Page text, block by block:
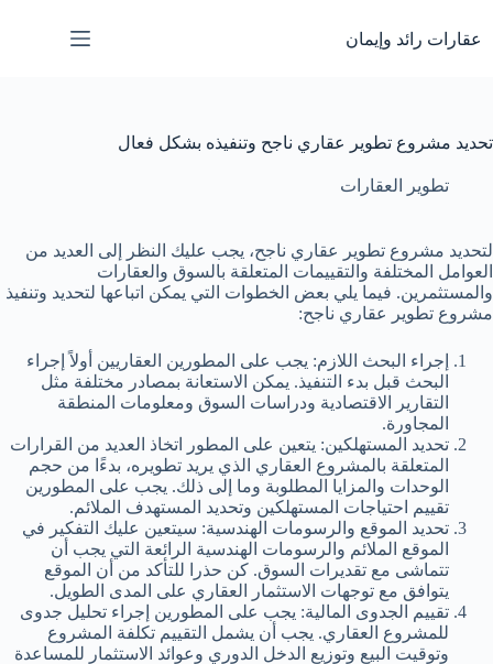
المحتوى
عقارات رائد وإيمان
تحديد مشروع تطوير عقاري ناجح وتنفيذه بشكل فعال
تطوير العقارات
لتحديد مشروع تطوير عقاري ناجح، يجب عليك النظر إلى العديد من
العوامل المختلفة والتقييمات المتعلقة بالسوق والعقارات
والمستثمرين. فيما يلي بعض الخطوات التي يمكن اتباعها لتحديد وتنفيذ
مشروع تطوير عقاري ناجح:
إجراء البحث اللازم: يجب على المطورين العقاريين أولاً إجراء
البحث قبل بدء التنفيذ. يمكن الاستعانة بمصادر مختلفة مثل
التقارير الاقتصادية ودراسات السوق ومعلومات المنطقة
المجاورة.
تحديد المستهلكين: يتعين على المطور اتخاذ العديد من القرارات
المتعلقة بالمشروع العقاري الذي يريد تطويره، بدءًا من حجم
الوحدات والمزايا المطلوبة وما إلى ذلك. يجب على المطورين
تقييم احتياجات المستهلكين وتحديد المستهدف الملائم.
تحديد الموقع والرسومات الهندسية: سيتعين عليك التفكير في
الموقع الملائم والرسومات الهندسية الرائعة التي يجب أن
تتماشى مع تقديرات السوق. كن حذرا للتأكد من أن الموقع
يتوافق مع توجهات الاستثمار العقاري على المدى الطويل.
تقييم الجدوى المالية: يجب على المطورين إجراء تحليل جدوى
للمشروع العقاري. يجب أن يشمل التقييم تكلفة المشروع
وتوقيت البيع وتوزيع الدخل الدوري وعوائد الاستثمار للمساعدة